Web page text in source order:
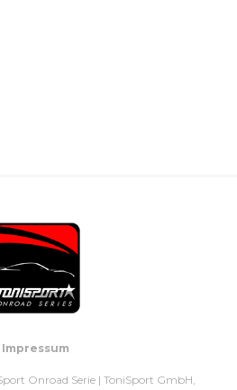
Impressum
Onroad Serie | ToniSport GmbH,